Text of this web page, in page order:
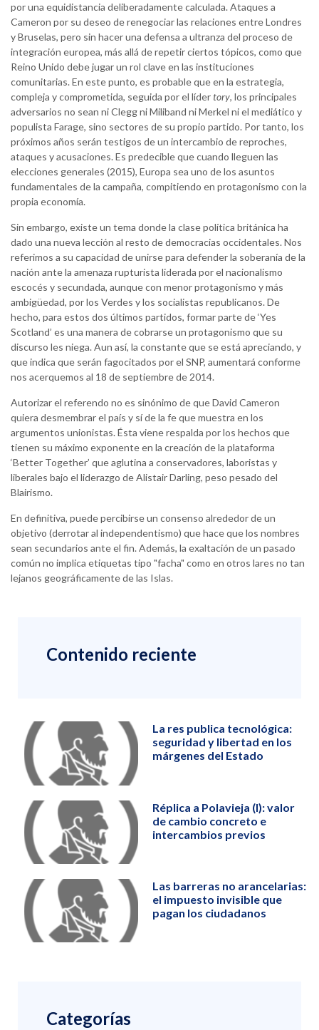
por una equidistancia deliberadamente calculada. Ataques a
Cameron por su deseo de renegociar las relaciones entre Londres
y Bruselas, pero sin hacer una defensa a ultranza del proceso de
integración europea, más allá de repetir ciertos tópicos, como que
Reino Unido debe jugar un rol clave en las instituciones
comunitarias. En este punto, es probable que en la estrategia,
compleja y comprometida, seguida por el lídertory, los principales
adversarios no sean ni Clegg ni Miliband ni Merkel ni el mediático y
populista Farage, sino sectores de su propio partido. Por tanto, los
próximos años serán testigos de un intercambio de reproches,
ataques y acusaciones. Es predecible que cuando lleguen las
elecciones generales (2015), Europa sea uno de los asuntos
fundamentales de la campaña, compitiendo en protagonismo con la
propia economía.
Sin embargo, existe un tema donde la clase política británica ha
dado una nueva lección al resto de democracias occidentales. Nos
referimos a su capacidad de unirse para defender la soberanía de la
nación ante la amenaza rupturista liderada por el nacionalismo
escocés y secundada, aunque con menor protagonismo y más
ambigüedad, por los Verdes y los socialistas republicanos. De
hecho, para estos dos últimos partidos, formar parte de ‘Yes
Scotland’ es una manera de cobrarse un protagonismo que su
discurso les niega. Aun así, la constante que se está apreciando, y
que indica que serán fagocitados por el SNP, aumentará conforme
nos acerquemos al 18 de septiembre de 2014.
Autorizar el referendo no es sinónimo de que David Cameron
quiera desmembrar el país y sí de la fe que muestra en los
argumentos unionistas. Ésta viene respalda por los hechos que
tienen su máximo exponente en la creación de la plataforma
‘Better Together’ que aglutina a conservadores, laboristas y
liberales bajo el liderazgo de Alistair Darling, peso pesado del
Blairismo.
En definitiva, puede percibirse un consenso alrededor de un
objetivo (derrotar al independentismo) que hace que los nombres
sean secundarios ante el fin. Además, la exaltación de un pasado
común no implica etiquetas tipo "facha" como en otros lares no tan
lejanos geográficamente de las Islas.
Contenido reciente
La res publica tecnológica:
seguridad y libertad en los
márgenes del Estado
Réplica a Polavieja (I): valor
de cambio concreto e
intercambios previos
Las barreras no arancelarias:
el impuesto invisible que
pagan los ciudadanos
Categorías